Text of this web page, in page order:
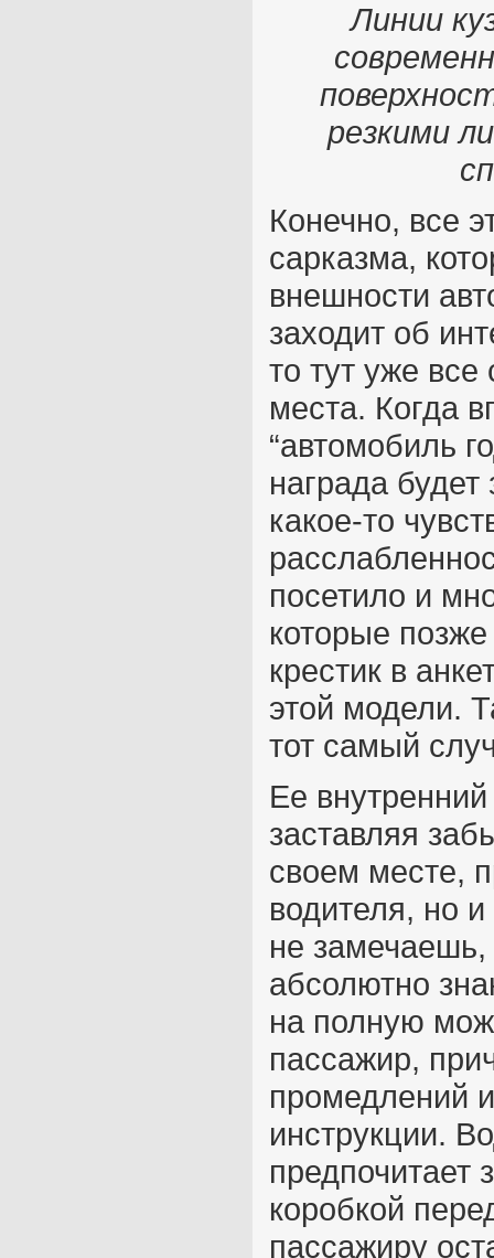
Линии
резкими
Конечно, все
сарказма,
внешности
заходит об
то тут уже все
места. Когда
“автомобиль
награда
какое-то
посетило и
которые
крестик в
этой модели.
тот самый
Ее
заставляя
своем месте,
водителя, но
не замечаешь,
абсолютно
на полную
пассажир,
промедлений
инструкции.
предпочитает
коробкой
пассажиру